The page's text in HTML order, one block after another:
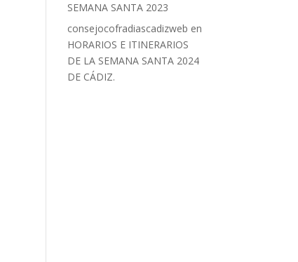
SEMANA SANTA 2023
consejocofradiascadizweb en
HORARIOS E ITINERARIOS
DE LA SEMANA SANTA 2024
DE CÁDIZ.